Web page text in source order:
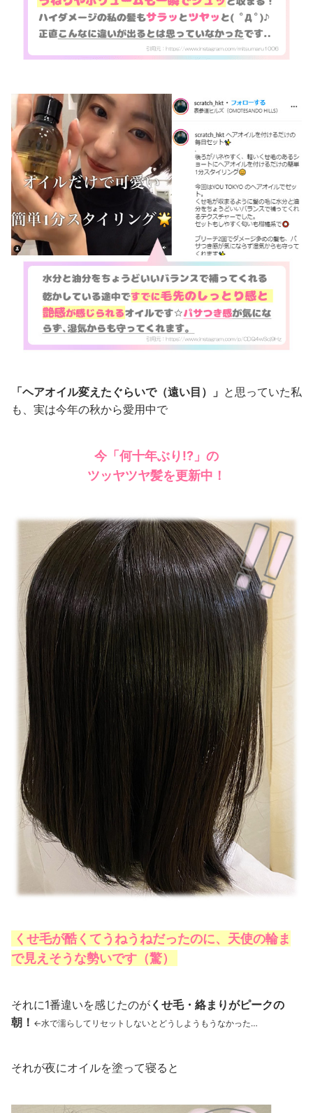
「ヘアオイル変えたぐらいで（遠い目）」 と思っていた私
も、実は今年の秋から愛用中で
今「何十年ぶり!?」の
ツッヤツヤ髪を更新中！
くせ毛が酷くてうねうねだったのに、天使の輪ま
で見えそうな勢いです（驚）
それに1番違いを感じたのが くせ毛・絡まりがピークの
朝！ ←水で濡らしてリセットしないとどうしようもうなかった…
それが夜にオイルを塗って寝ると